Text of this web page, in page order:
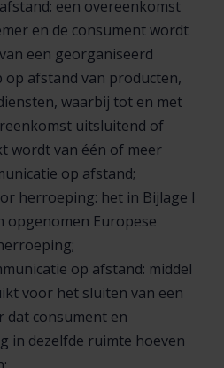
een overeenkomst
en de consument wordt
een georganiseerd
afstand van producten,
waarbij tot en met
uitsluitend of
wordt van één of meer
op afstand;
herroeping: het in Bijlage I
opgenomen Europese
op afstand: middel
voor het sluiten van een
dat consument en
in dezelfde ruimte hoeven